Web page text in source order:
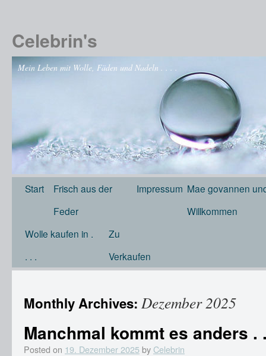
Celebrin's
Mein Leben mit Wolle, Fäden und Nadeln . . . .
Start
Frisch aus der
Feder
Impressum Mae govannen
Willkommen
Wolle kaufen in .
. . .
Zu
Verkaufen
Monthly Archives: Dezember 2025
Manchmal kommt es anders .
Posted on 19. Dezember 2025by Celebrin